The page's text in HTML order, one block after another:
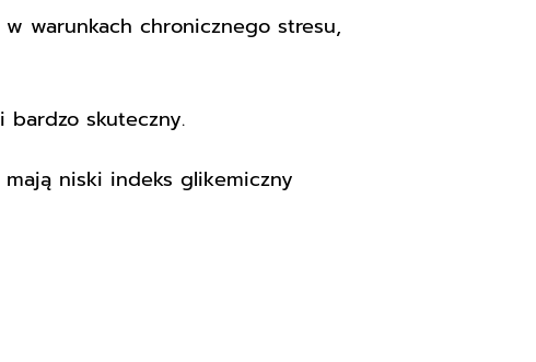
warunkach chronicznego stresu,
skuteczny.
niski indeks glikemiczny